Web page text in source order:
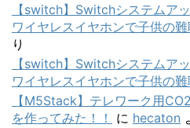
【switch】Switchシステムア
ワイヤレスイヤホンで子供の難
り
【switch】Switchシステムア
ワイヤレスイヤホンで子供の難
【M5Stack】テレワーク用
を作ってみた！！
に hecaton